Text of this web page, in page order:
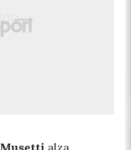
Musetti alza